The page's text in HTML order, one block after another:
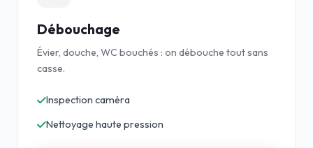
Débouchage
Évier, douche, WC bouchés : on débouche tout sans
casse.
Inspection caméra
Nettoyage haute pression